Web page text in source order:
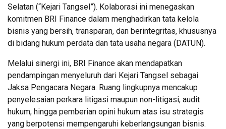
Selatan (“Kejari Tangsel”). Kolaborasi ini menegaskan
komitmen BRI Finance dalam menghadirkan tata kelola
bisnis yang bersih, transparan, dan berintegritas, khususnya
di bidang hukum perdata dan tata usaha negara (DATUN).
Melalui sinergi ini, BRI Finance akan mendapatkan
pendampingan menyeluruh dari Kejari Tangsel sebagai
Jaksa Pengacara Negara. Ruang lingkupnya mencakup
penyelesaian perkara litigasi maupun non-litigasi, audit
hukum, hingga pemberian opini hukum atas isu strategis
yang berpotensi mempengaruhi keberlangsungan bisnis.